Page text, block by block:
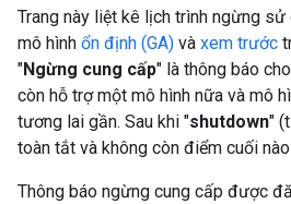
Trang này liệt kê lịch trình ngừng
mô hình ổn định (GA) và xem trước
"Ngừng cung cấp" là thông báo
còn hỗ trợ một mô hình nữa và mô
tương lai gần. Sau khi "shutdown"
toàn tắt và không còn điểm cuối
Thông báo ngừng cung cấp được